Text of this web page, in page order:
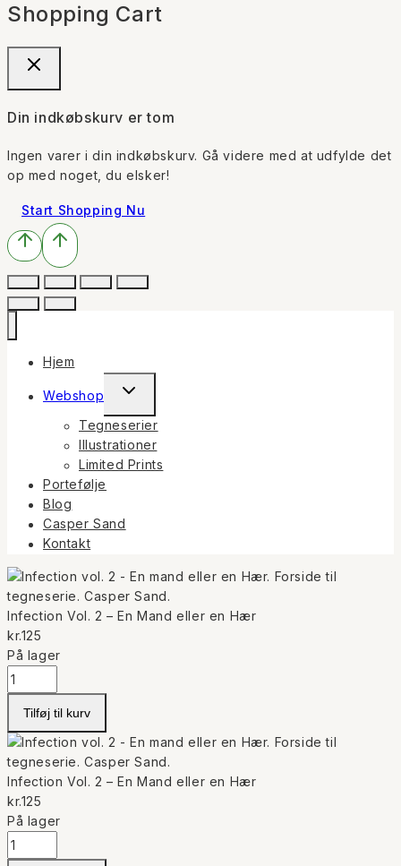
Shopping Cart
Din indkøbskurv er tom
Ingen varer i din indkøbskurv. Gå videre med at udfylde det
op med noget, du elsker!
Start Shopping Nu
Hjem
Webshop
Toggle
child
menu
Tegneserier
Illustrationer
Limited Prints
Portefølje
Blog
Casper Sand
Kontakt
Infection Vol. 2 – En Mand eller en Hær
kr.125
På lager
Infection
Vol.
-
Mand
en
Hær
antal
Tilføj til kurv
Infection Vol. 2 – En Mand eller en Hær
kr.125
På lager
Infection
Vol.